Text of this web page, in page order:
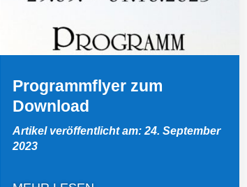
Programmflyer zum
Download
Artikel veröffentlicht am: 24. September
2023